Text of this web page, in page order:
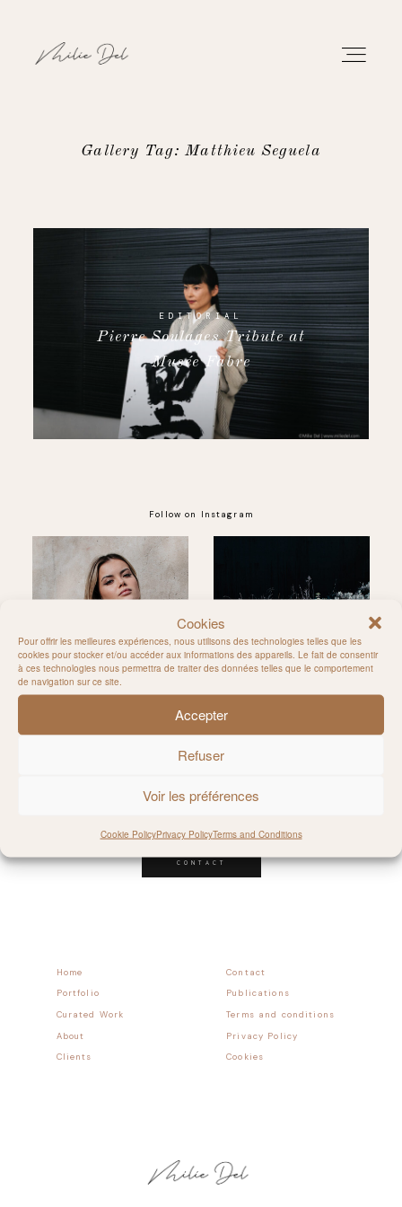
Cookies
Pour offrir les meilleures expériences, nous utilisons des technologies telles que les
cookies pour stocker et/ou accéder aux informations des appareils. Le fait de consentir
à ces technologies nous permettra de traiter des données telles que le comportement
de navigation sur ce site.
Accepter
Refuser
Voir les préférences
Cookie PolicyPrivacy PolicyTerms and Conditions
Gallery Tag: Matthieu Seguela
EDITORIAL
Pierre Soulages Tribute at
Musée Fabre
Follow on Instagram
Contact
Home
Publications
Portfolio
Terms and conditions
Curated Work
CONTACT
Privacy Policy
About
Cookies
Clients